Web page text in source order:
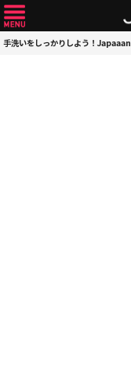
手洗いをしっかりしよう！Japaaan